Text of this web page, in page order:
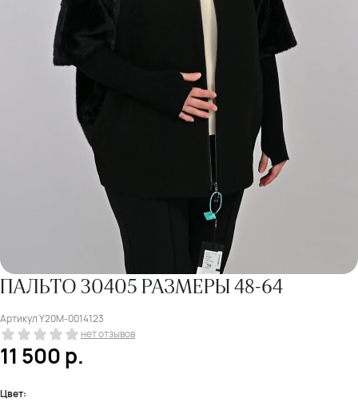
ПАЛЬТО 30405 РАЗМЕРЫ 48-64
АртикулY20M-0014123
нет отзывов
11 500р.
Цвет: